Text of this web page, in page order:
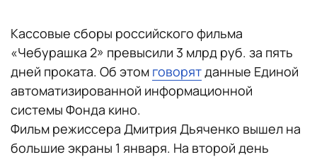
Кассовые сборы российского фильма
«Чебурашка 2» превысили 3 млрд руб. за пять
дней проката. Об этом говорятданные Единой
автоматизированной информационной
системы Фонда кино.
Фильм режиссера Дмитрия Дьяченко вышел на
большие экраны 1 января. На второй день